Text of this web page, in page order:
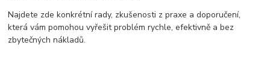
Najdete zde konkrétní rady, zkušenosti z praxe a doporučení,
která vám pomohou vyřešit problém rychle, efektivně a bez
zbytečných nákladů.